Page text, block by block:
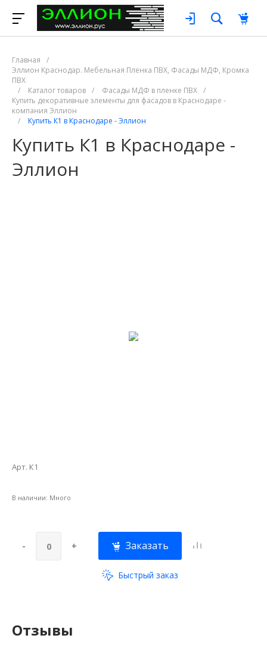
Главная
/
Эллион Краснодар. Мебельная Пленка ПВХ, Фасады МДФ, Кромка
ПВХ
/
Каталог товаров / Фасады МДФ в пленке ПВХ /
Купить декоративные элементы для фасадов в Краснодаре -
компания Эллион
/
Купить К1 в Краснодаре - Эллион
Купить К1 в Краснодаре -
Эллион
Арт. К1
В наличии: Много
- + Заказать
Быстрый заказ
Отзывы